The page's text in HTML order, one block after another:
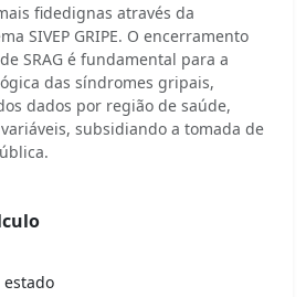
fidedignas através da
SIVEP GRIPE. O encerramento
SRAG é fundamental para a
das síndromes gripais,
dados por região de saúde,
subsidiando a tomada de